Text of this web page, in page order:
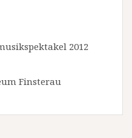
2012
Finsterau